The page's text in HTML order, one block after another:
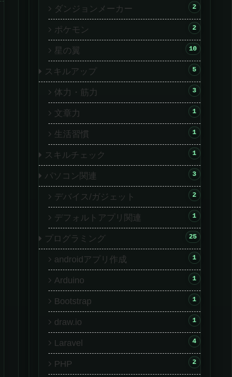
ダンジョンメーカー 2
ポケモン 2
星の翼 10
スキルアップ 5
体力・筋力 3
文章力 1
生活習慣 1
スキルチェック 1
パソコン関連 3
デバイス/ガジェット 2
デフォルトアプリ関連 1
プログラミング 25
androidアプリ作成 1
Arduino 1
Bootstrap 1
draw.io 1
Laravel 4
PHP 2